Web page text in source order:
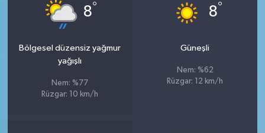
8°
Bölgesel düzensiz yağmur
yağışlı
Nem: %77
Rüzgar: 10 km/h
8°
Güneşli
Nem: %62
Rüzgar: 12 km/h